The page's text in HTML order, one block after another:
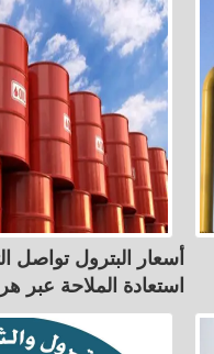
أسعار البترول تواصل
استعادة الملاحة عبر